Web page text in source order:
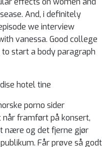
And, i definitely
we interview
vanessa. Good college
start a body paragraph
porno sider
når framført på konsert,
nære og det fjerne gjør
Får prøve så godt